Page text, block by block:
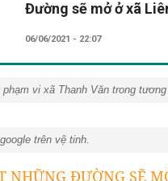
Đường sẽ mở ở xã
06/06/2021 - 22:07
vi xã Thanh Văn trong
trên vệ tinh.
NHỮNG ĐƯỜNG SẼ